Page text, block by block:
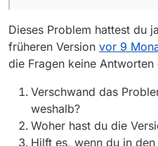
Dieses Problem hattest du
früheren Version vor 9
die Fragen keine Antworten
Verschwand das
weshalb?
Woher hast du die
Hilft es, wenn du in den